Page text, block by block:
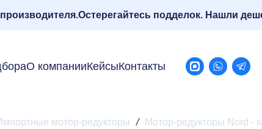
Остерегайтесь подделок. Нашли
О компанииКейсыКонтакты
мотор-редукторы / Мотор-редукторы Nord -